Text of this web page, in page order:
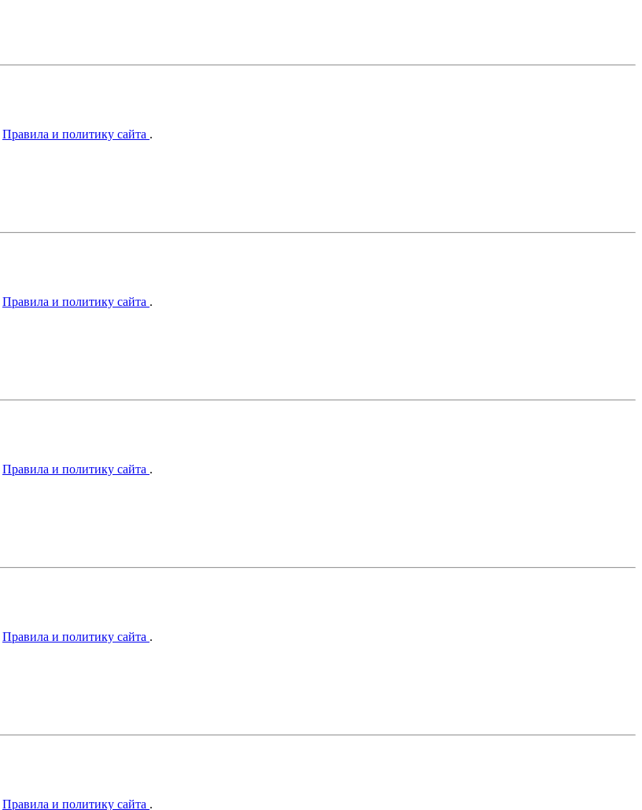
Правила и политику сайта .
Правила и политику сайта .
Правила и политику сайта .
Правила и политику сайта .
Правила и политику сайта .